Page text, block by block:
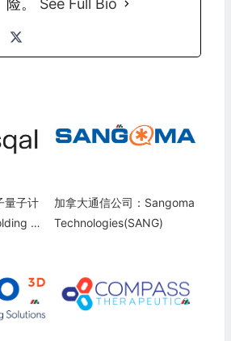
量子计
SA
加拿大通信公司：Sangoma
Technologies(SANG)